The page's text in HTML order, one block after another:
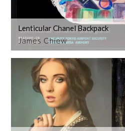
James Chiew
Lenticular Chanel Backpack